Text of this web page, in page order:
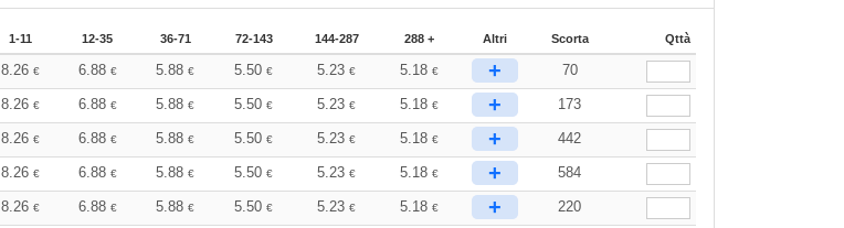
1-11 12-35 36-71 72-143 144-287 288 + Altri Scorta Qttà
8.26 € 6.88 € 5.88€ 5.50€ 5.23€ 5.18€ + 70
8.26 € 6.88 € 5.88€ 5.50€ 5.23€ 5.18€ + 173
8.26 € 6.88 € 5.88€ 5.50€ 5.23€ 5.18€ + 442
8.26 € 6.88 € 5.88€ 5.50€ 5.23€ 5.18€ + 584
8.26 € 6.88 € 5.88€ 5.50€ 5.23€ 5.18€ + 220